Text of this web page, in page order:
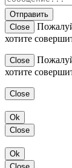
Отправить
Close
хотите
Close
хотите
Close
Ok
Close
Ok